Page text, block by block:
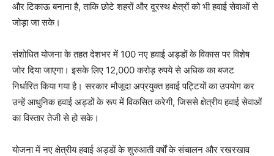
और टिकाऊ बनाना है, ताकि छोटे शहरों और दूरस्थ क्षेत्रों को भी हवाई सेवाओं से
जोड़ा जा सके।
संशोधित योजना के तहत देशभर में 100 नए हवाई अड्डों के विकास पर विशेष
जोर दिया जाएगा। इसके लिए 12,000 करोड़ रुपये से अधिक का बजट
निर्धारित किया गया है। सरकार मौजूदा अप्रयुक्त हवाई पट्टियों का उपयोग कर
उन्हें आधुनिक हवाई अड्डों के रूप में विकसित करेगी, जिससे क्षेत्रीय हवाई सेवाओं
का विस्तार तेजी से हो सके।
योजना में नए क्षेत्रीय हवाई अड्डों के शुरुआती वर्षों के संचालन और रखरखाव